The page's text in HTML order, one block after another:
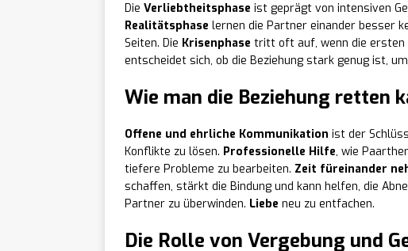
Die Verliebtheitsphase ist geprägt von intensiven
Realitätsphase lernen die Partner einander besser
Seiten. Die Krisenphase tritt oft auf, wenn die ersten
entscheidet sich, ob die Beziehung stark genug ist,
Wie man die Beziehung retten
Offene und ehrliche Kommunikation ist der
Konflikte zu lösen. Professionelle Hilfe, wie
tiefere Probleme zu bearbeiten. Zeit füreinander
schaffen, stärkt die Bindung und kann helfen, die
Partner zu überwinden. Liebe neu zu entfachen.
Die Rolle von Vergebung und